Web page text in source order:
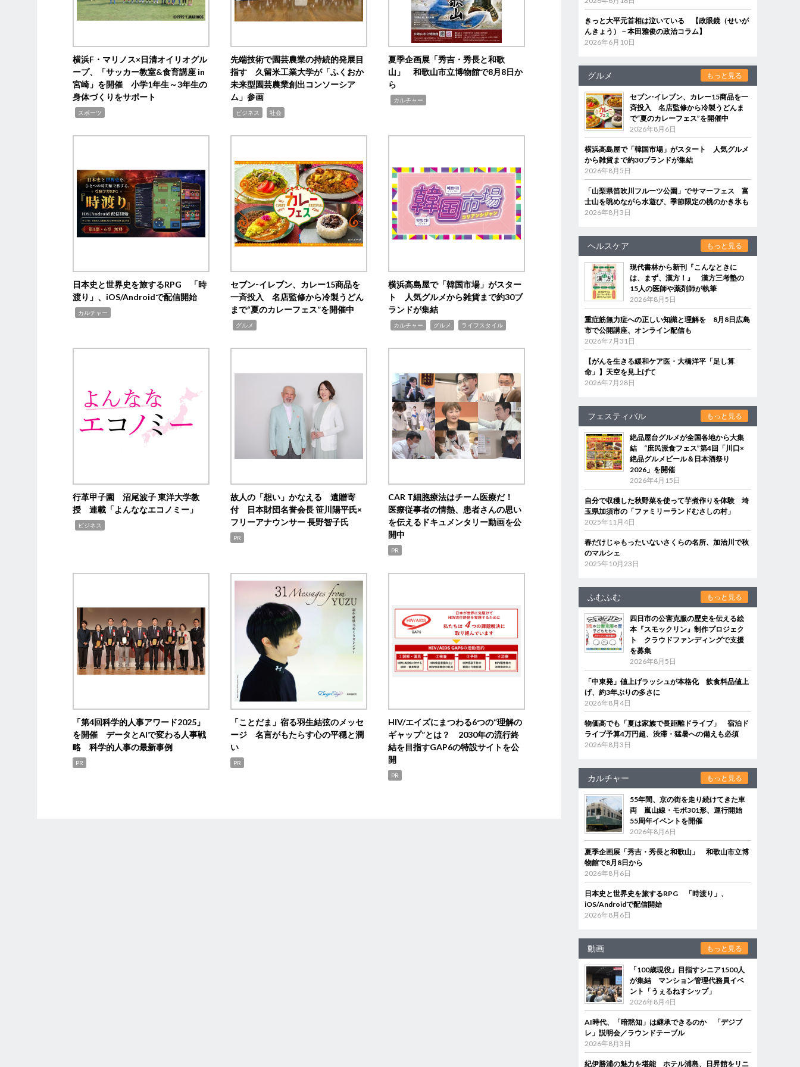
横浜F・マリノス×日清オイリオグル
ープ、「サッカー教室&食育講座 in
宮崎」を開催 小学1年生～3年生の
身体づくりをサポート
スポーツ
先端技術で園芸農業の持続的発展目
指す 久留米工業大学が「ふくおか
未来型園芸農業創出コンソーシア
ム」参画
ビジネス 社会
夏季企画展「秀吉・秀長と和歌
山」 和歌山市立博物館で8月8日か
ら
カルチャー
日本史と世界史を旅するRPG 「時
渡り」、iOS/Androidで配信開始
カルチャー
セブン‐イレブン、カレー15商品を
一斉投入 名店監修から冷製うどん
まで“夏のカレーフェス”を開催中
グルメ
横浜高島屋で「韓国市場」がスター
ト 人気グルメから雑貨まで約30ブ
ランドが集結
カルチャー グルメ ライフスタイル
行革甲子園 沼尾波子 東洋大学教
授 連載「よんななエコノミー」
ビジネス
故人の「想い」かなえる 遺贈寄
付 日本財団名誉会長 笹川陽平氏×
フリーアナウンサー 長野智子氏
PR
CAR T細胞療法はチーム医療だ！
医療従事者の情熱、患者さんの思い
を伝えるドキュメンタリー動画を公
開中
PR
「第4回科学的人事アワード2025」
を開催 データとAIで変わる人事戦
略 科学的人事の最新事例
PR
「ことだま」宿る羽生結弦のメッセ
ージ 名言がもたらす心の平穏と潤
い
PR
HIV/エイズにまつわる6つの“理解の
ギャップ”とは？ 2030年の流行終
結を目指すGAP6の特設サイトを公
開
PR
きっと大平元首相は泣いている 【政眼鏡（せいが
んきょう）－本田雅俊の政治コラム】
2026年6月10日
グルメ もっと見る
セブン‐イレブン、カレー15商品を一
斉投入 名店監修から冷製うどんま
で“夏のカレーフェス”を開催中
2026年8月6日
横浜高島屋で「韓国市場」がスタート 人気グルメ
から雑貨まで約30ブランドが集結
2026年8月5日
「山梨県笛吹川フルーツ公園」でサマーフェス 富
士山を眺めながら水遊び、季節限定の桃のかき氷も
2026年8月3日
ヘルスケア もっと見る
現代書林から新刊『こんなときに
は、まず、漢方！』 漢方三考塾の
15人の医師や薬剤師が執筆
2026年8月5日
重症筋無力症への正しい知識と理解を 8月8日広島
市で公開講座、オンライン配信も
2026年7月31日
【がんを生きる緩和ケア医・大橋洋平「足し算
命」】天空を見上げて
2026年7月28日
フェスティバル もっと見る
絶品屋台グルメが全国各地から大集
結 “庶民派食フェス”第4回「川口×
絶品グルメビール＆日本酒祭り
2026」を開催
2026年4月15日
自分で収穫した秋野菜を使って芋煮作りを体験 埼
玉県加須市の「ファミリーランドむさしの村」
2025年11月4日
春だけじゃもったいないさくらの名所、加治川で秋
のマルシェ
2025年10月23日
ふむふむ もっと見る
四日市の公害克服の歴史を伝える絵
本『スモックリン』制作プロジェク
ト クラウドファンディングで支援
を募集
2026年8月5日
「中東発」値上げラッシュが本格化 飲食料品値上
げ、約3年ぶりの多さに
2026年8月4日
物価高でも「夏は家族で長距離ドライブ」 宿泊ド
ライブ予算4万円超、渋滞・猛暑への備えも必須
2026年8月3日
カルチャー もっと見る
55年間、京の街を走り続けてきた車
両 嵐山線・モボ301形、運行開始
55周年イベントを開催
2026年8月6日
夏季企画展「秀吉・秀長と和歌山」 和歌山市立博
物館で8月8日から
2026年8月6日
日本史と世界史を旅するRPG 「時渡り」、
iOS/Androidで配信開始
2026年8月6日
動画 もっと見る
「100歳現役」目指すシニア1500人
が集結 マンション管理代務員イベ
ント「うぇるねすシップ」
2026年8月4日
AI時代、「暗黙知」は継承できるのか 「デジブ
レ」説明会／ラウンドテーブル
2026年8月3日
紀伊勝浦の魅力を堪能 ホテル浦島、日昇館をリニ